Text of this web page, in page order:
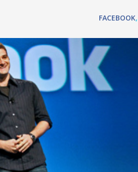
FACEBOOK,